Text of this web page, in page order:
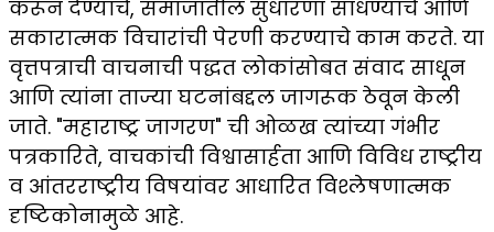
करून देण्याचे, समाजातील सुधारणा साधण्याचे आणि
सकारात्मक विचारांची पेरणी करण्याचे काम करते. या
वृत्तपत्राची वाचनाची पद्धत लोकांसोबत संवाद साधून
आणि त्यांना ताज्या घटनांबद्दल जागरूक ठेवून केली
जाते. "महाराष्ट्र जागरण" ची ओळख त्यांच्या गंभीर
पत्रकारिते, वाचकांची विश्वासार्हता आणि विविध राष्ट्रीय
व आंतरराष्ट्रीय विषयांवर आधारित विश्लेषणात्मक
दृष्टिकोनामुळे आहे.